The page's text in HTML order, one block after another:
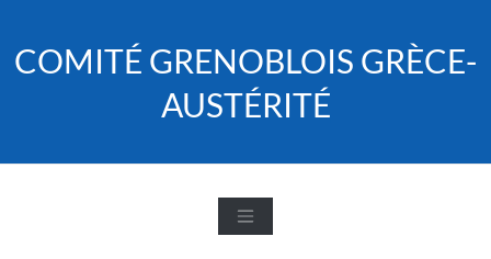
content
COMITÉ GRENOBLOIS GRÈCE-
AUSTÉRITÉ